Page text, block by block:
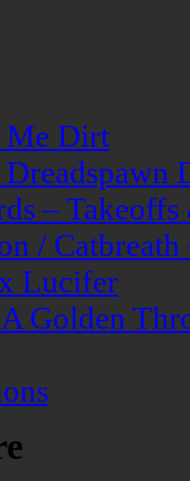
Me Dirt
–
/
Lucifer
Golden